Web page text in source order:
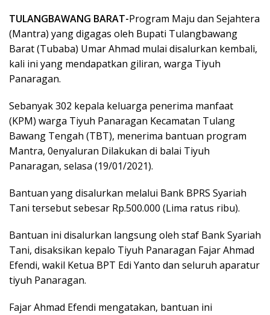
TULANGBAWANG BARAT-Program Maju dan Sejahtera
(Mantra) yang digagas oleh Bupati Tulangbawang
Barat (Tubaba) Umar Ahmad mulai disalurkan kembali,
kali ini yang mendapatkan giliran, warga Tiyuh
Panaragan.
Sebanyak 302 kepala keluarga penerima manfaat
(KPM) warga Tiyuh Panaragan Kecamatan Tulang
Bawang Tengah (TBT), menerima bantuan program
Mantra, 0enyaluran Dilakukan di balai Tiyuh
Panaragan, selasa (19/01/2021).
Bantuan yang disalurkan melalui Bank BPRS Syariah
Tani tersebut sebesar Rp.500.000 (Lima ratus ribu).
Bantuan ini disalurkan langsung oleh staf Bank Syariah
Tani, disaksikan kepalo Tiyuh Panaragan Fajar Ahmad
Efendi, wakil Ketua BPT Edi Yanto dan seluruh aparatur
tiyuh Panaragan.
Fajar Ahmad Efendi mengatakan, bantuan ini